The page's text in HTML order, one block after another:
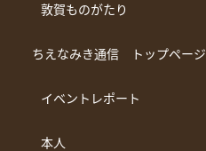
敦賀ものがたり
ちえなみき通信 トップページ
イベントレポート
本人